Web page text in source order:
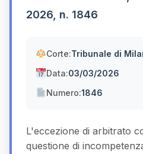
2026, n. 1846
Corte:Tribunale di
Data:03/03/2026
Numero:1846
L'eccezione di arbitrato
questione di